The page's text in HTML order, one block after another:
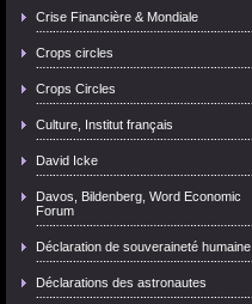
Crise Financière & Mondiale
Crops circles
Crops Circles
Culture, Institut français
David Icke
Davos, Bildenberg, Word Economic
Forum
Déclaration de souveraineté humaine
Déclarations des astronautes